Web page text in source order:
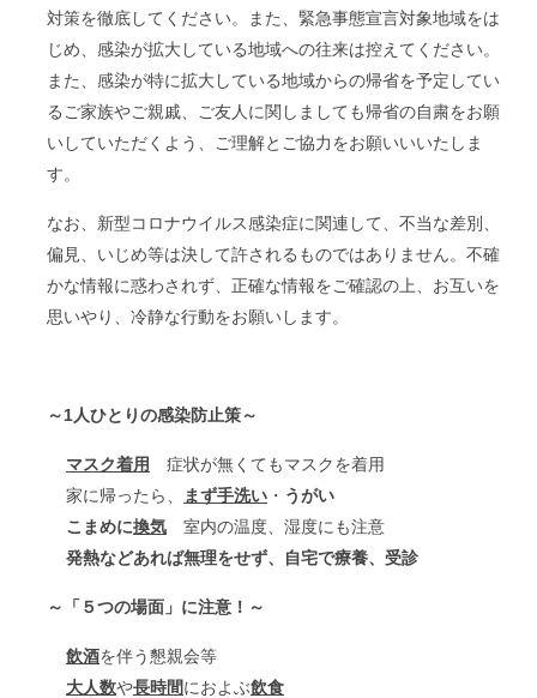
対策を徹底してください。また、緊急事態宣言対象地域をは
じめ、感染が拡大している地域への往来は控えてください。
また、感染が特に拡大している地域からの帰省を予定してい
るご家族やご親戚、ご友人に関しましても帰省の自粛をお願
いしていただくよう、ご理解とご協力をお願いいいたしま
す。
なお、新型コロナウイルス感染症に関連して、不当な差別、
偏見、いじめ等は決して許されるものではありません。不確
かな情報に惑わされず、正確な情報をご確認の上、お互いを
思いやり、冷静な行動をお願いします。
～1人ひとりの感染防止策～
マスク着用
症状が無くてもマスクを着用
家に帰ったら、
まず手洗い ・ うがい
こまめに換気 室内の温度、湿度にも注意
発熱などあれば無理をせず、自宅で療養、受診
～「５つの場面」に注意！～
飲酒を伴う懇親会等
大人数や長時間におよぶ飲食